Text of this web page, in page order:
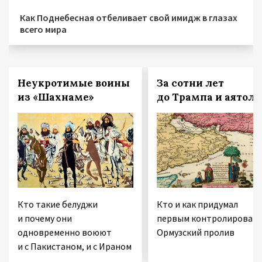
Как Поднебесная отбеливает свой имидж в глазах
всего мира
Неукротимые воины
из «Шахнаме»
Кто такие белуджи
и почему они
одновременно воюют
и с Пакистаном, и с Ираном
За сотни лет
до Трампа и аятолл
Кто и как придумал
первым
Ормузский пролив